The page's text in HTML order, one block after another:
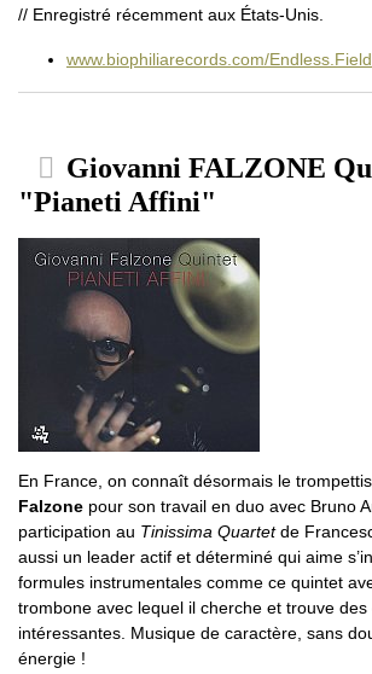
// Enregistré récemment aux États-Unis.
www.biophiliarecords.com/Endless.Field
Giovanni FALZONE
"Pianeti Affini"
En France, on connaît désormais le
Falzone pour son travail en duo avec Bruno
participation au Tinissima Quartetde
aussi un leader actif et déterminé qui aime
formules instrumentales comme ce quintet
trombone avec lequel il cherche et trouve
intéressantes. Musique de caractère, sans
énergie !